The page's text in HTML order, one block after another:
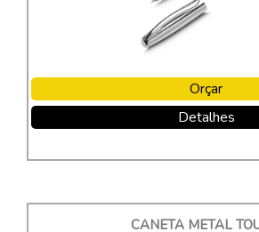
Orçar
Detalhes
CANETA METAL